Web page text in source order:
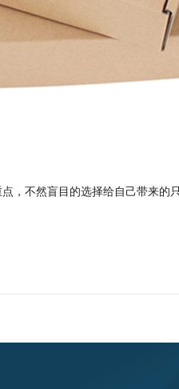
，不然盲目的选择给自己带来的